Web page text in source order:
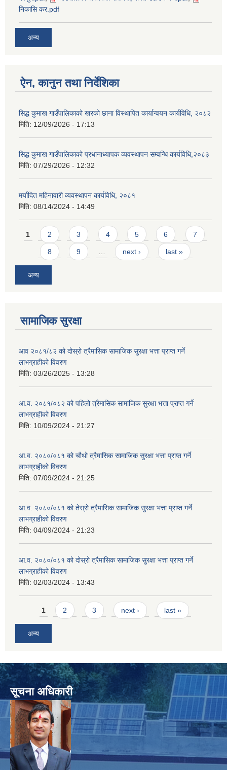
निकासि कर.pdf
अन्य
ऐन, कानुन तथा निर्देशिका
सिद्ध कुमाख गाउँपालिकाको खरको छाना विस्थापित कार्यान्वयन कार्यविधि, २०८२
मिति: 12/09/2026 - 17:13
सिद्ध कुमाख गाउँपालिकाको प्रधानाध्यापक व्यवस्थापन सम्वन्धि कार्यविधि,२०८३
मिति: 07/29/2026 - 12:32
मर्यादित महिनावारी व्यवस्थापन कार्यविधि, २०८१
मिति: 08/14/2024 - 14:49
Pages
1 2 3 4 5 6 7
8 9 next › last »
अन्य
सामाजिक सुरक्षा
आव २०८१/८२ को दोस्रो त्रैमासिक सामाजिक सुरक्षा भत्ता प्राप्त गर्ने
लाभग्राहीको विवरण
मिति: 03/26/2025 - 13:28
आ.व. २०८१/०८२ को पहिलो त्रैमासिक सामाजिक सुरक्षा भत्ता प्राप्त गर्ने
लाभग्राहीको विवरण
मिति: 10/09/2024 - 21:27
आ.व. २०८०/०८१ को चौथो त्रैमासिक सामाजिक सुरक्षा भत्ता प्राप्त गर्ने
लाभग्राहीको विवरण
मिति: 07/09/2024 - 21:25
आ.व. २०८०/०८१ को तेस्रो त्रैमासिक सामाजिक सुरक्षा भत्ता प्राप्त गर्ने
लाभग्राहीको विवरण
मिति: 04/09/2024 - 21:23
आ.व. २०८०/०८१ को दोस्रो त्रैमासिक सामाजिक सुरक्षा भत्ता प्राप्त गर्ने
लाभग्राहीको विवरण
मिति: 02/03/2024 - 13:43
Pages
1 2 3 next › last »
अन्य
सूचना अधिकारी